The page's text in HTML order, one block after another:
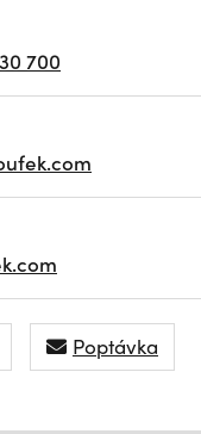
700
Poptávka